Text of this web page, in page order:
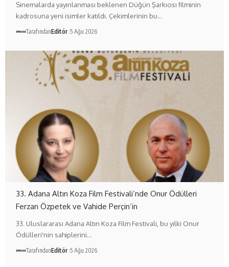
Sinemalarda yayınlanması beklenen Düğün Şarkıcısı filminin
kadrosuna yeni isimler katıldı. Çekimlerinin bu…
TarafındanEditör 5 Ağu 2026
33. Adana Altın Koza Film Festivali’nde Onur Ödülleri
Ferzan Özpetek ve Vahide Perçin’in
33. Uluslararası Adana Altın Koza Film Festivali, bu yılki Onur
Ödülleri'nin sahiplerini…
TarafındanEditör 5 Ağu 2026